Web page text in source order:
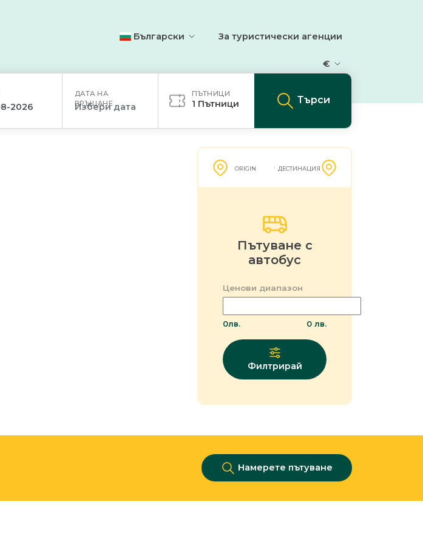
Български За туристически агенции
€
ДАТА НА
ВРЪЩАНЕ
ПЪТНИЦИ
1 Пътници Търси
ORIGIN ДЕСТИНАЦИЯ
Пътуване с
автобус
Ценови диапазон
0лв. 0 лв.
Филтрирай
Намерете пътуване